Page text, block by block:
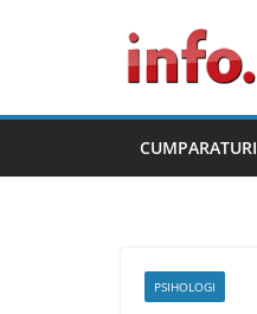
CUMPARATURI
PSIHOLOGI